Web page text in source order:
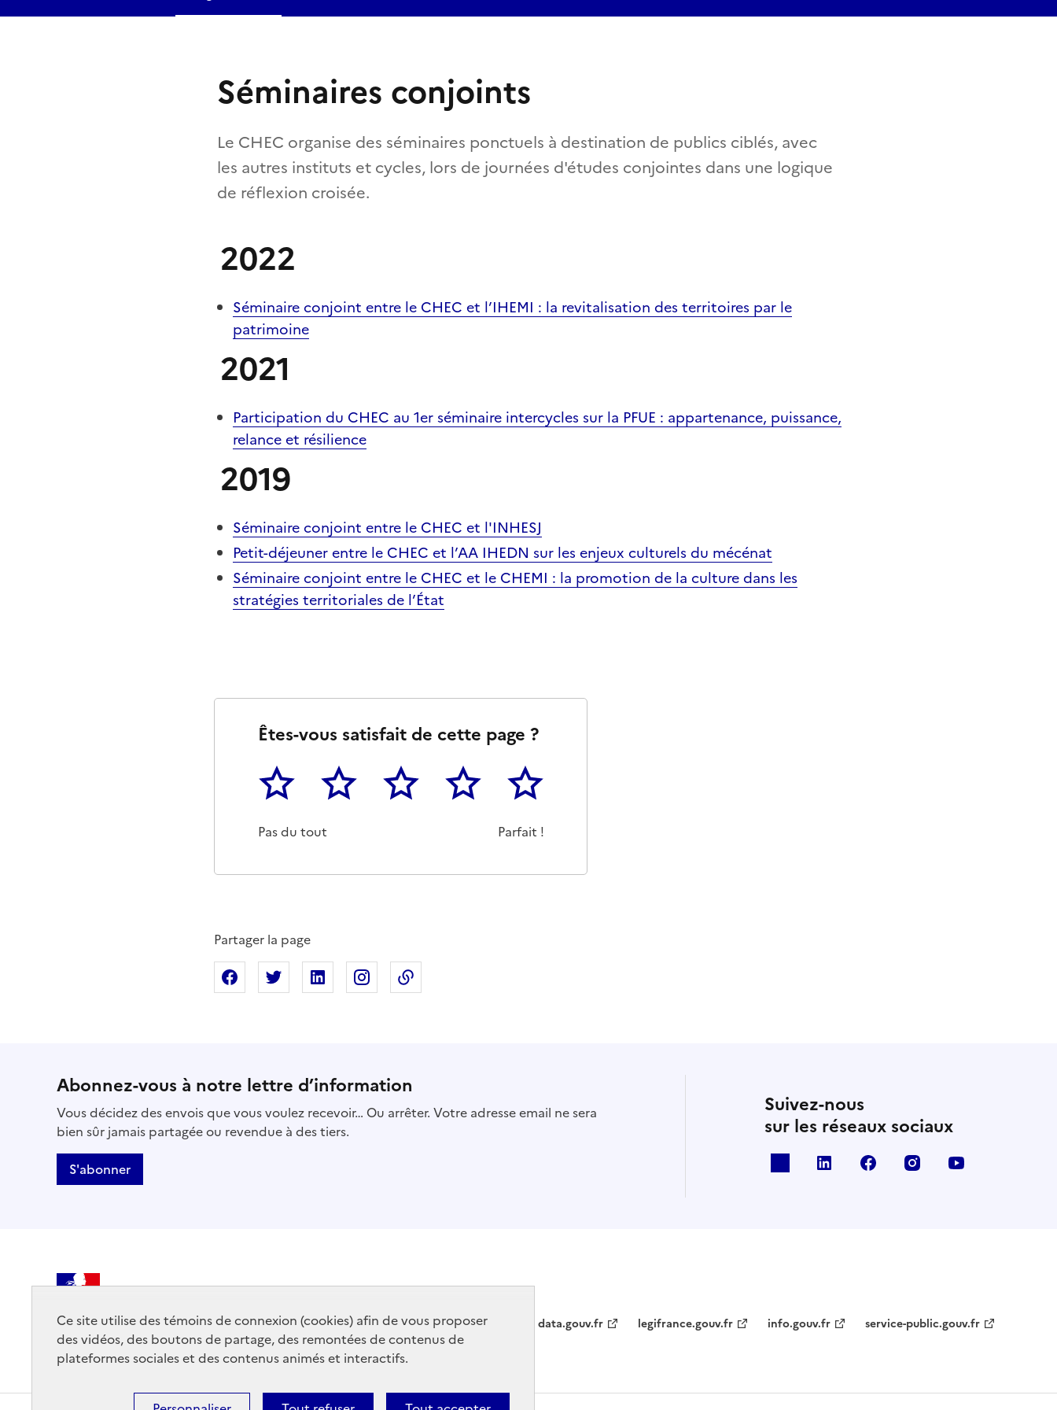
Ce site utilise des témoins de connexion (cookies) afin de vous proposer
des vidéos, des boutons de partage, des remontées de contenus de
plateformes sociales et des contenus animés et interactifs.
Séminaires conjoints
Le CHEC organise des séminaires ponctuels à destination de publics ciblés, avec
les autres instituts et cycles, lors de journées d'études conjointes dans une logique
de réflexion croisée.
2022
Séminaire conjoint entre le CHEC et l’IHEMI : la revitalisation des territoires par le
patrimoine
2021
Participation du CHEC au 1er séminaire intercycles sur la PFUE : appartenance, puissance,
relance et résilience
2019
Séminaire conjoint entre le CHEC et l'INHESJ
Petit-déjeuner entre le CHEC et l’AA IHEDN sur les enjeux culturels du mécénat
Séminaire conjoint entre le CHEC et le CHEMI : la promotion de la culture dans les
stratégies territoriales de l’État
Êtes-vous satisfait de cette page ?
1
Pas du tout
2 3 4 5
Parfait !
Partager la page
Partager sur Facebook
Partager sur XPartager sur Linkedin
Partager sur Instagram
Abonnez-vous à notre lettre d’information
Vous décidez des envois que vous voulez recevoir… Ou arrêter. Votre adresse email ne sera
bien sûr jamais partagée ou revendue à des tiers.
S'abonner
Suivez-nous
sur les réseaux sociaux
linkedin facebook instagram
DE LA CULTURE data.gouv.fr legifrance.gouv.fr info.gouv.fr service-public.gouv.fr